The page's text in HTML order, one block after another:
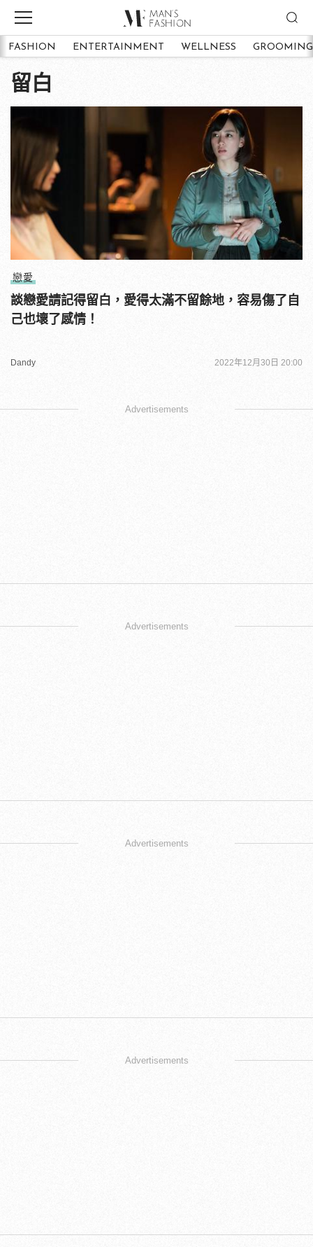
FASHION ENTERTAINMENT WELLNESS GROOMING
留白
戀愛
談戀愛請記得留白，愛得太滿不留餘地，容易傷了自
己也壞了感情！
Dandy 2022年12月30日 20:00
Advertisements
Advertisements
Advertisements
Advertisements